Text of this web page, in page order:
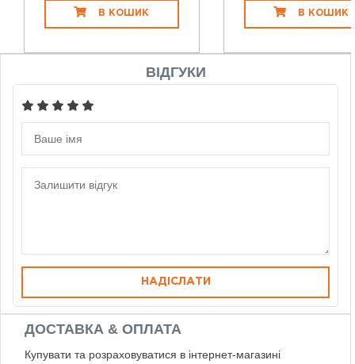
В КОШИК В КОШИК
ВІДГУКИ
НАДІСЛАТИ
ДОСТАВКА & ОПЛАТА
Купувати та розраховуватися в інтернет-магазині